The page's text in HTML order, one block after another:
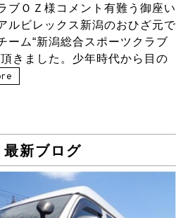
ブＯＺ様コメント有難う御座い
ルビレックス新潟のおひざ元で
ーム“新潟総合スポーツクラブ
きました。少年時代から目の
最新ブログ